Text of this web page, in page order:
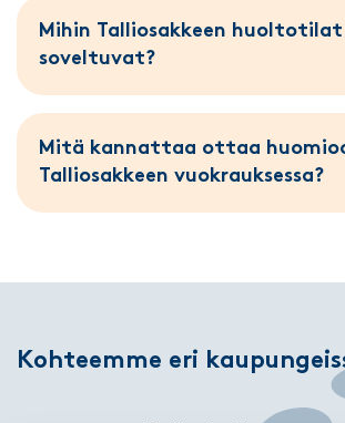
Mihin Talliosakkeen huoltotilat
soveltuvat?
Mitä kannattaa ottaa
Talliosakkeen vuokrauksessa?
Kohteemme eri